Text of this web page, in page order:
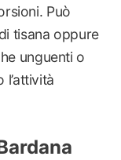
Può
tisana oppure
unguenti o